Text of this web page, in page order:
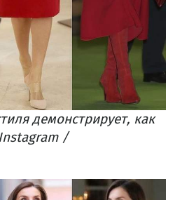
демонстрирует, как
/